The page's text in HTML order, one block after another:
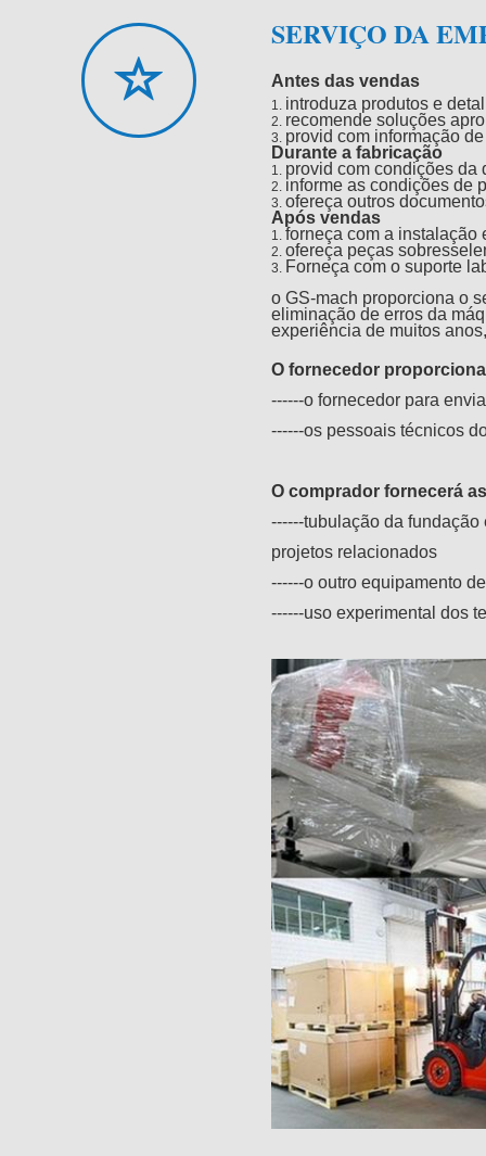
SERVIÇO DA
Antes das vendas
1. introduza produtos e
2. recomende soluções
3. provid com informação
Durante a fabricação
1. provid com condições da
2. informe as condições de
3. ofereça outros
Após vendas
1. forneça com a instalação
2. ofereça peças
3. Forneça com o suporte
o GS-mach proporciona o
eliminação de erros da
experiência de muitos
O fornecedor
------o fornecedor para
------os pessoais técnicos
O comprador fornecerá
------tubulação da
projetos relacionados
------o outro equipamento
------uso experimental dos